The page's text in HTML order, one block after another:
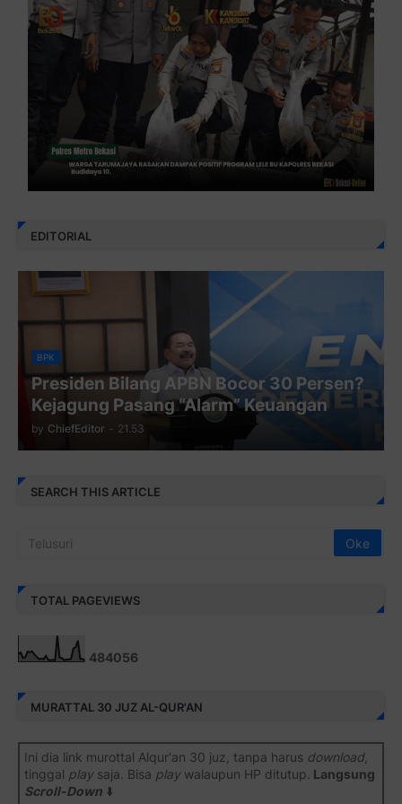
EDITORIAL
BPK
Presiden Bilang APBN Bocor 30 Persen?
Kejagung Pasang “Alarm” Keuangan
by ChiefEditor - 21.53
SEARCH THIS ARTICLE
TOTAL PAGEVIEWS
484056
MURATTAL 30 JUZ AL-QUR'AN
Ini dia link murottal Alqur'an 30 juz, tanpa harus download,
tinggal playsaja. Bisa playwalaupun HP ditutup. Langsung
Scroll-Down ⬇️